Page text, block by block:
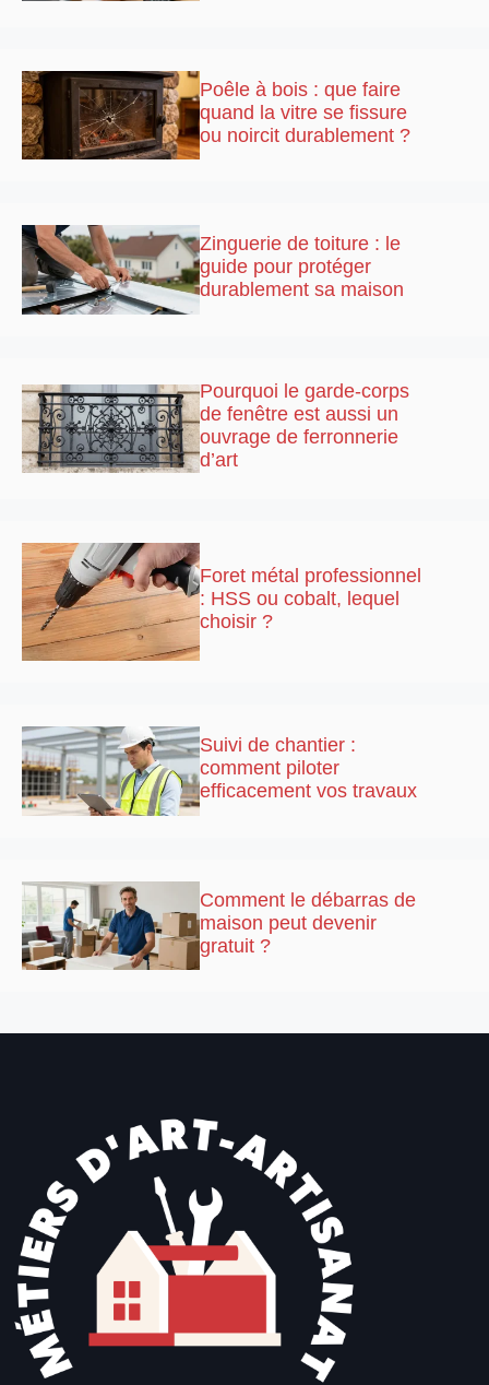
Poêle à bois : que faire
quand la vitre se fissure
ou noircit durablement ?
Zinguerie de toiture : le
guide pour protéger
durablement sa maison
Pourquoi le garde-corps
de fenêtre est aussi un
ouvrage de ferronnerie
d’art
Foret métal professionnel
: HSS ou cobalt, lequel
choisir ?
Suivi de chantier :
comment piloter
efficacement vos travaux
Comment le débarras de
maison peut devenir
gratuit ?